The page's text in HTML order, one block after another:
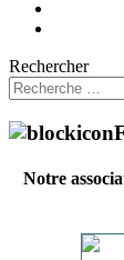
Rechercher
Notre